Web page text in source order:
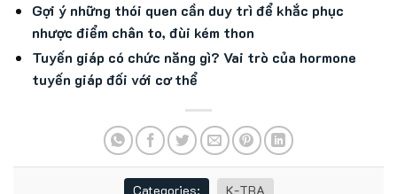
Gợi ý những thói quen cần duy trì để khắc phục
nhược điểm chân to, đùi kém thon
Tuyến giáp có chức năng gì? Vai trò của hormone
tuyến giáp đối với cơ thể
Categories: K-TRA